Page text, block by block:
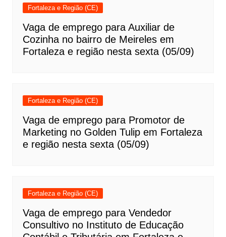
Fortaleza e Região (CE)
Vaga de emprego para Auxiliar de
Cozinha no bairro de Meireles em
Fortaleza e região nesta sexta (05/09)
Fortaleza e Região (CE)
Vaga de emprego para Promotor de
Marketing no Golden Tulip em Fortaleza
e região nesta sexta (05/09)
Fortaleza e Região (CE)
Vaga de emprego para Vendedor
Consultivo no Instituto de Educação